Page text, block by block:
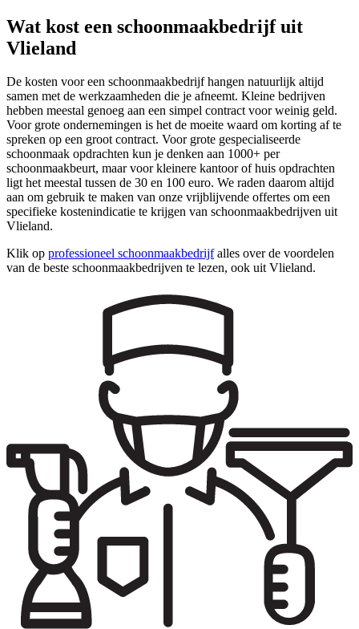
Wat kost een schoonmaakbedrijf uit
Vlieland
De kosten voor een schoonmaakbedrijf hangen natuurlijk altijd
samen met de werkzaamheden die je afneemt. Kleine bedrijven
hebben meestal genoeg aan een simpel contract voor weinig geld.
Voor grote ondernemingen is het de moeite waard om korting af te
spreken op een groot contract. Voor grote gespecialiseerde
schoonmaak opdrachten kun je denken aan 1000+ per
schoonmaakbeurt, maar voor kleinere kantoor of huis opdrachten
ligt het meestal tussen de 30 en 100 euro. We raden daarom altijd
aan om gebruik te maken van onze vrijblijvende offertes om een
specifieke kostenindicatie te krijgen van schoonmaakbedrijven uit
Vlieland.
Klik op professioneel schoonmaakbedrijfalles over de voordelen
van de beste schoonmaakbedrijven te lezen, ook uit Vlieland.